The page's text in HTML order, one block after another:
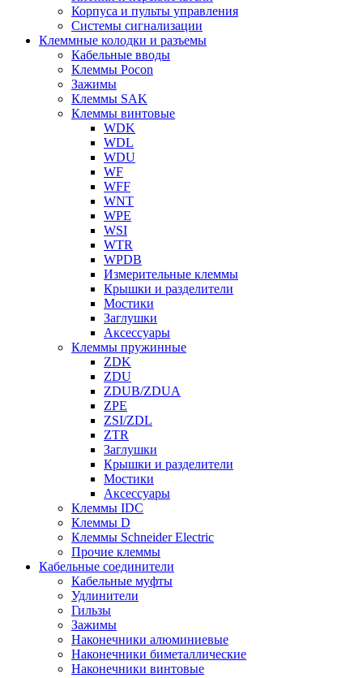
Корпуса и пульты управления
Системы сигнализации
Клеммные колодки и разъемы
Кабельные вводы
Клеммы Pocon
Зажимы
Клеммы SAK
Клеммы винтовые
WDK
WDL
WDU
WF
WFF
WNT
WPE
WSI
WTR
WPDB
Измерительные клеммы
Крышки и разделители
Мостики
Заглушки
Аксессуары
Клеммы пружинные
ZDK
ZDU
ZDUB/ZDUA
ZPE
ZSI/ZDL
ZTR
Заглушки
Крышки и разделители
Мостики
Аксессуары
Клеммы IDC
Клеммы D
Клеммы Schneider Electric
Прочие клеммы
Кабельные соединители
Кабельные муфты
Удлинители
Гильзы
Зажимы
Наконечники алюминиевые
Наконечники биметаллические
Наконечники винтовые